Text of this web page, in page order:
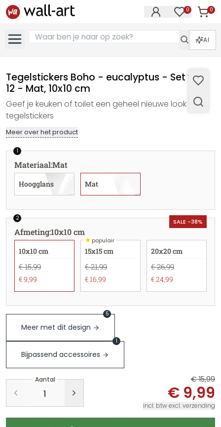
0 0
AI
Tegelstickers Boho - eucalyptus - Set van
12 - Mat, 10x10 cm
Geef je keuken of toilet een geheel nieuwe look met
tegelstickers
Meer over het product
1
Materiaal:Mat
Hoogglans Mat
SALE -38%
2
Afmeting:10x10 cm
10x10 cm
€ 15,99
€ 9,99
★populair
15x15 cm
€ 21,99
€ 16,99
20x20 cm
€ 26,99
€ 24,99
Meer met dit design
5
Bijpassend accessoires
1
Aantal € 15,99
€ 9,99
incl. btw excl. verzending